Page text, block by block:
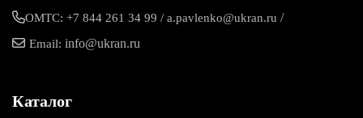
ОМТС: +7 844 261 34 99 / a.pavlenko@ukran.ru /
Email: info@ukran.ru
Каталог